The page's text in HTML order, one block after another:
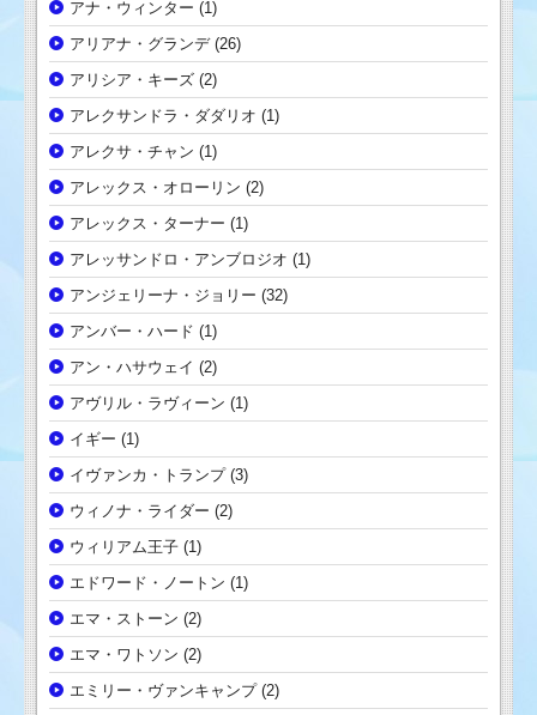
アナ・ウィンター (1)
アリアナ・グランデ(26)
アリシア・キーズ (2)
アレクサンドラ・ダダリオ (1)
アレクサ・チャン (1)
アレックス・オローリン (2)
アレックス・ターナー (1)
アレッサンドロ・アンブロジオ (1)
アンジェリーナ・ジョリー (32)
アンバー・ハード (1)
アン・ハサウェイ (2)
アヴリル・ラヴィーン (1)
イギー (1)
イヴァンカ・トランプ(3)
ウィノナ・ライダー (2)
ウィリアム王子 (1)
エドワード・ノートン (1)
エマ・ストーン (2)
エマ・ワトソン (2)
エミリー・ヴァンキャンプ(2)